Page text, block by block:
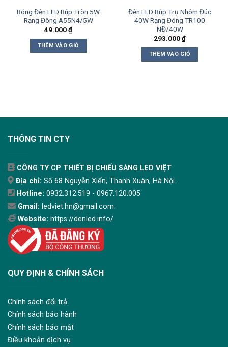
Bóng Đèn LED Búp Tròn 5W
Rạng Đông A55N4/5W
49.000₫
THÊM VÀO GIỎ
Đèn LED Búp Trụ Nhôm Đúc
40W Rạng Đông TR100
NĐ/40W
293.000₫
THÊM VÀO GIỎ
THÔNG TIN CTY
CÔNG TY CP THIẾT BỊ CHIẾU SÁNG LED VIỆT
Địa chỉ: Số 68 Nguyễn Xiển, Thanh Xuân, Hà Nội.
Hotline: 0932.312.519 - 0967.120.005
Gmail: ledviet.hn@gmail.com.
Website: https://denled.info/
QUY ĐỊNH & CHÍNH SÁCH
Chính sách đổi trả
Chính sách bảo hành
Chính sách bảo mật
Điều khoản dịch vụ